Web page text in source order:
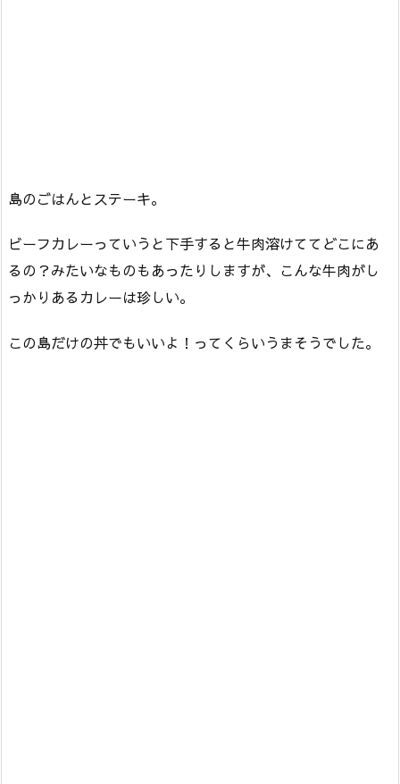
島のごはんとステーキ。
ビーフカレーっていうと下手すると牛肉溶けててどこにあ
るの？みたいなものもあったりしますが、こんな牛肉がし
っかりあるカレーは珍しい。
この島だけの丼でもいいよ！ってくらいうまそうでした。